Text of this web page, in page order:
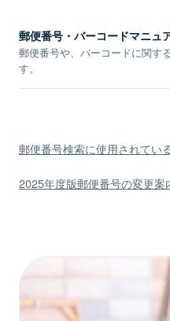
郵便番号・バーコードマニュ
郵便番号や、バーコードに関す
す。
郵便番号検索に使用されてい
2025年度版郵便番号の変更案